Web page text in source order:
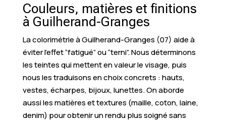
Couleurs, matières et finitions
à Guilherand-Granges
La colorimétrie à Guilherand-Granges (07) aide à
éviter l’effet “fatigué” ou “terni”. Nous déterminons
les teintes qui mettent en valeur le visage, puis
nous les traduisons en choix concrets : hauts,
vestes, écharpes, bijoux, lunettes. On aborde
aussi les matières et textures (maille, coton, laine,
denim) pour obtenir un rendu plus soigné sans